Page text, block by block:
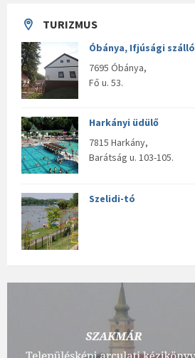
TURIZMUS
Óbánya, Ifjúsági szálló
7695 Óbánya,
Fő u. 53.
Harkányi üdülő
7815 Harkány,
Barátság u. 103-105.
Szelidi-tó